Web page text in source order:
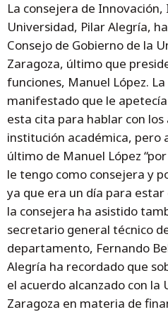
La consejera de
Universidad, Pilar Alegría,
Consejo de Gobierno de la
Zaragoza, último que
funciones, Manuel López.
manifestado que le
esta cita para hablar con los
institución académica, pero
último de Manuel López
le tengo como consejera y
ya que era un día para estar
la consejera ha asistido
secretario general técnico
departamento, Fernando
Alegría ha recordado que
el acuerdo alcanzado con la
Zaragoza en materia de